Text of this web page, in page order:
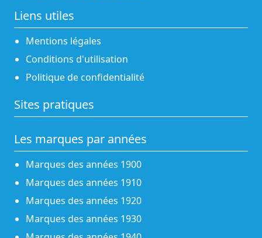
Liens utiles
Mentions légales
Conditions d'utilisation
Politique de confidentialité
Sites pratiques
Les marques par années
Marques des années 1900
Marques des années 1910
Marques des années 1920
Marques des années 1930